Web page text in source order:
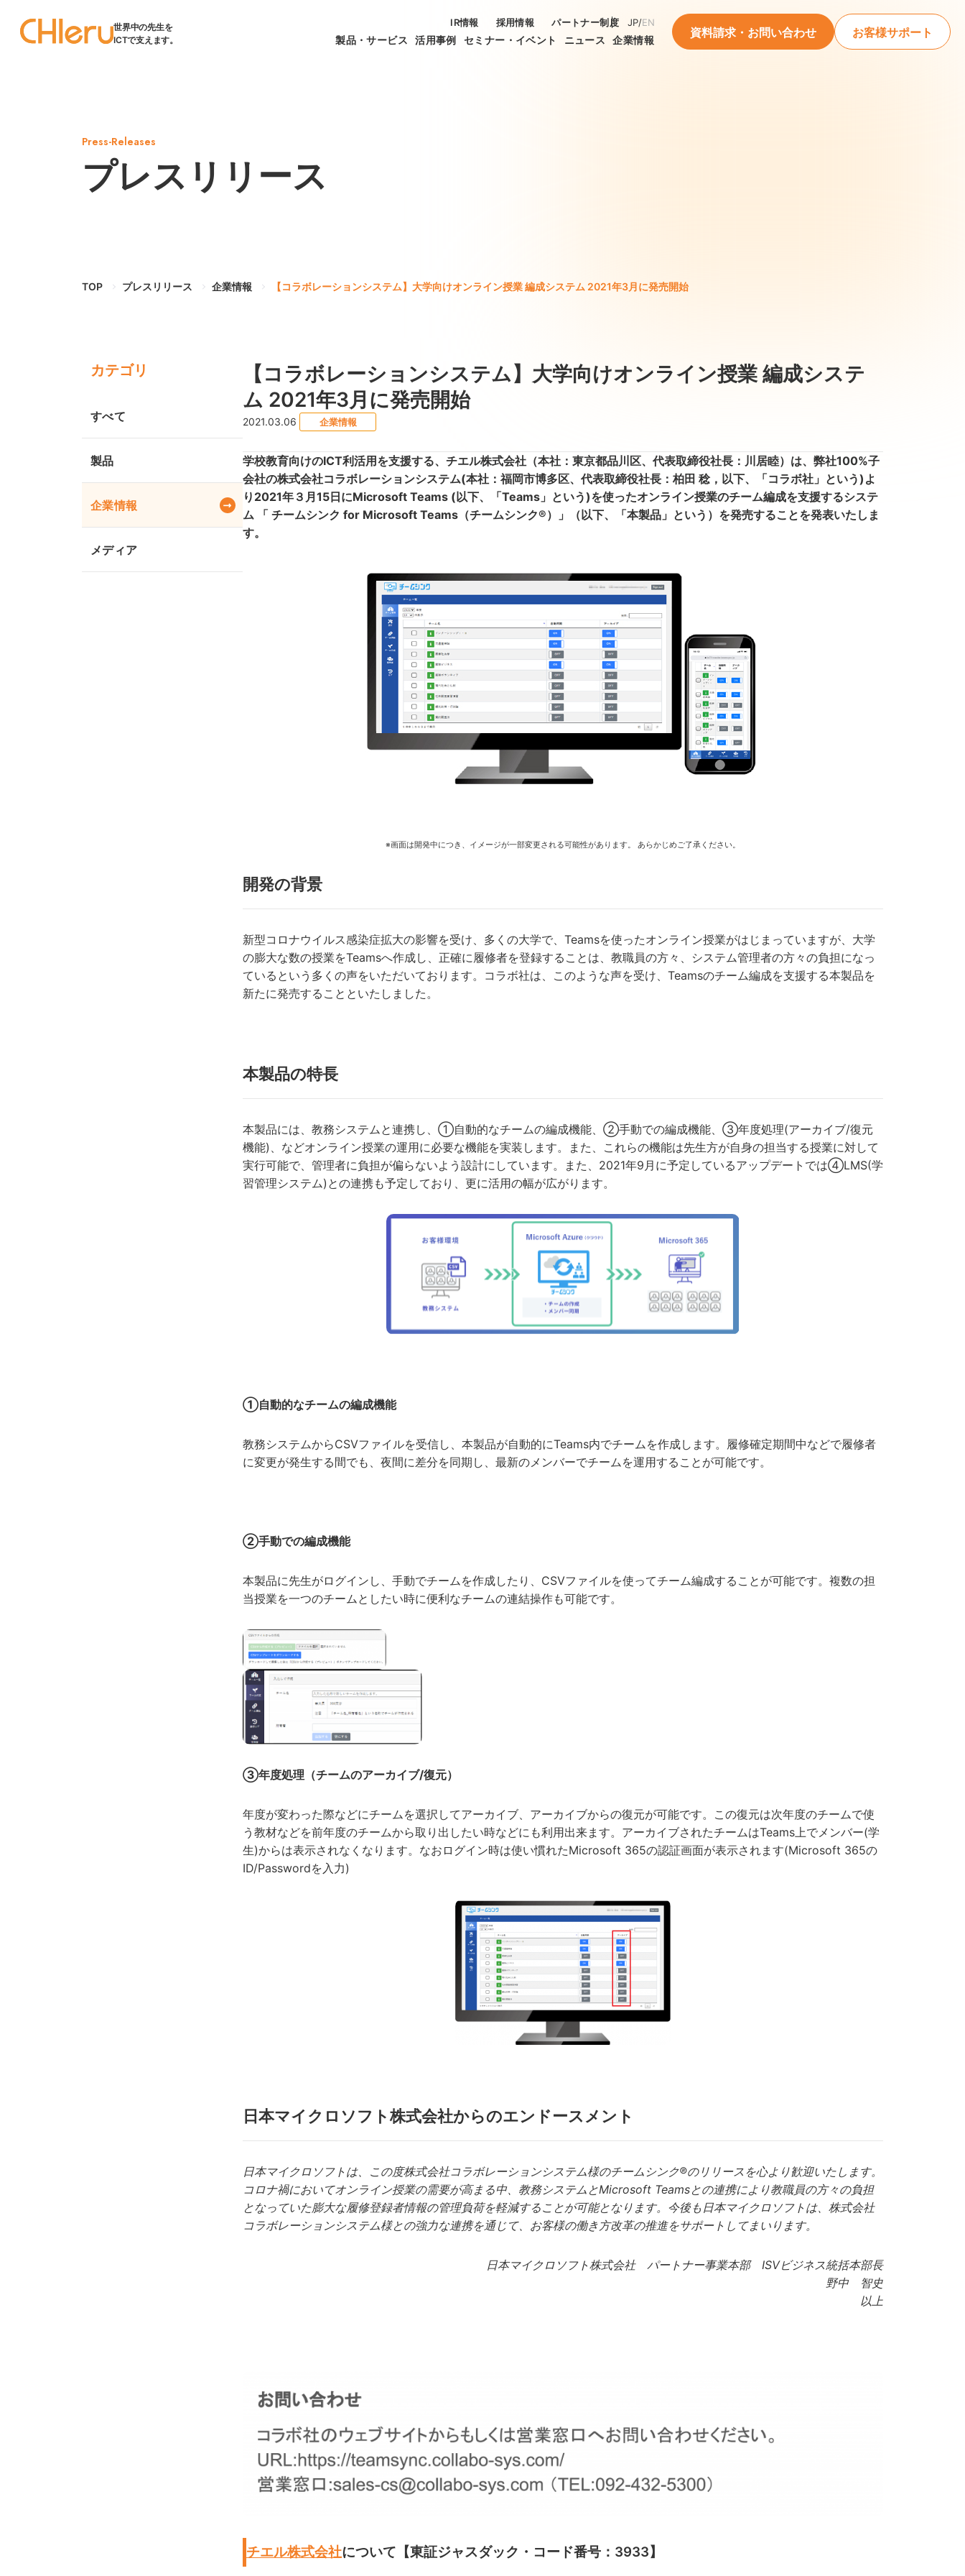
世界中の先生を
ICTで支えます。
製品・サービス 活用事例 セミナー・イベント ニュース 企業情報
IR情報 採用情報 パートナー制度 JP/EN
資料請求・お問い合わせ お客様サポート
Press-Releases
プレスリリース
TOP プレスリリース 企業情報 【コラボレーションシステム】大学向けオンライン授業 編成システム 2021年3月に発売開始
カテゴリ
すべて
製品
企業情報
メディア
【コラボレーションシステム】大学向けオンライン授業 編成システ
ム 2021年3月に発売開始
2021.03.06 企業情報
学校教育向けのICT利活用を支援する、チエル株式会社（本社：東京都品川区、代表取締役社長：川居睦）は、弊社100%子
会社の株式会社コラボレーションシステム(本社：福岡市博多区、代表取締役社長：柏田 稔，以下、「コラボ社」という)よ
り2021年３月15日にMicrosoft Teams (以下、「Teams」という)を使ったオンライン授業のチーム編成を支援するシステ
ム 「 チームシンク for Microsoft Teams（チームシンク®）」（以下、「本製品」という）を発売することを発表いたしま
す。
※画面は開発中につき、イメージが一部変更される可能性があります。 あらかじめご了承ください。
開発の背景
新型コロナウイルス感染症拡大の影響を受け、多くの大学で、Teamsを使ったオンライン授業がはじまっていますが、大学
の膨大な数の授業をTeamsへ作成し、正確に履修者を登録することは、教職員の方々、システム管理者の方々の負担になっ
ているという多くの声をいただいております。コラボ社は、このような声を受け、Teamsのチーム編成を支援する本製品を
新たに発売することといたしました。
本製品の特長
本製品には、教務システムと連携し、①自動的なチームの編成機能、②手動での編成機能、③年度処理(アーカイブ/復元
機能)、などオンライン授業の運用に必要な機能を実装します。また、これらの機能は先生方が自身の担当する授業に対して
実行可能で、管理者に負担が偏らないよう設計にしています。また、2021年9月に予定しているアップデートでは④LMS(学
習管理システム)との連携も予定しており、更に活用の幅が広がります。
①自動的なチームの編成機能
教務システムからCSVファイルを受信し、本製品が自動的にTeams内でチームを作成します。履修確定期間中などで履修者
に変更が発生する間でも、夜間に差分を同期し、最新のメンバーでチームを運用することが可能です。
②手動での編成機能
本製品に先生がログインし、手動でチームを作成したり、CSVファイルを使ってチーム編成することが可能です。複数の担
当授業を一つのチームとしたい時に便利なチームの連結操作も可能です。
③年度処理（チームのアーカイブ/復元）
年度が変わった際などにチームを選択してアーカイブ、アーカイブからの復元が可能です。この復元は次年度のチームで使
う教材などを前年度のチームから取り出したい時などにも利用出来ます。アーカイブされたチームはTeams上でメンバー(学
生)からは表示されなくなります。なおログイン時は使い慣れたMicrosoft 365の認証画面が表示されます(Microsoft 365の
ID/Passwordを入力)
日本マイクロソフト株式会社からのエンドースメント
日本マイクロソフトは、この度株式会社コラボレーションシステム様のチームシンク®のリリースを心より歓迎いたします。
コロナ禍においてオンライン授業の需要が高まる中、教務システムとMicrosoft Teamsとの連携により教職員の方々の負担
となっていた膨大な履修登録者情報の管理負荷を軽減することが可能となります。今後も日本マイクロソフトは、株式会社
コラボレーションシステム様との強力な連携を通じて、お客様の働き方改革の推進をサポートしてまいります。
日本マイクロソフト株式会社 パートナー事業本部 ISVビジネス統括本部長
野中 智史
以上
チエル株式会社について 【東証ジャスダック・コード番号：3933】